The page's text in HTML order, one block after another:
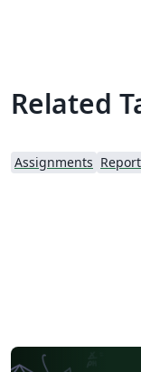
Related
Assignments